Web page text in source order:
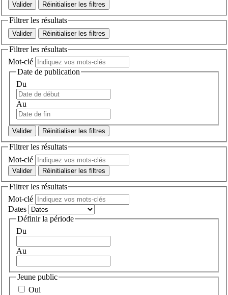
Réinitialiser les filtres
Filtrer les résultats
Réinitialiser les filtres
Filtrer les résultats
Mot-clé
Date de publication
Du
Au
Réinitialiser les filtres
Filtrer les résultats
Mot-clé
Réinitialiser les filtres
Filtrer les résultats
Mot-clé
Dates
Définir la période
Du
Au
Jeune public
Oui